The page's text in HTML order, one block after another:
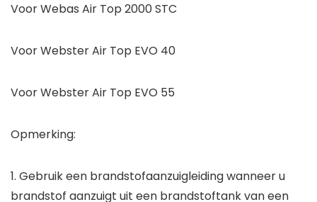
Voor Webas Air Top 2000 STC
Voor Webster Air Top EVO 40
Voor Webster Air Top EVO 55
Opmerking:
1. Gebruik een brandstofaanzuigleiding wanneer u
brandstof aanzuigt uit een brandstoftank van een